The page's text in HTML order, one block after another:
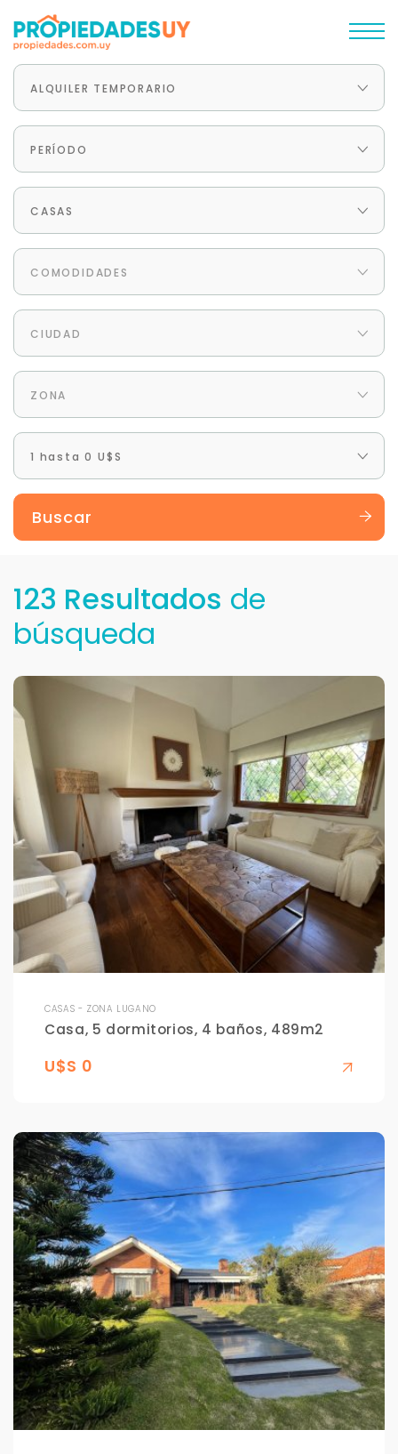
ALQUILER TEMPORARIO
PERÍODO
CASAS
COMODIDADES
CIUDAD
ZONA
1 hasta 0 U$S
Buscar
123 Resultados de
búsqueda
CASAS - ZONA LUGANO
Casa, 5 dormitorios, 4 baños, 489m2
U$S 0